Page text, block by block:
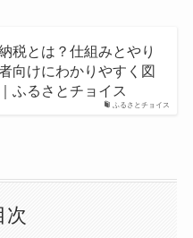
ふるさとチョイス
税とは？仕組みとやり
向けにわかりやすく図
ふるさとチョイス
次